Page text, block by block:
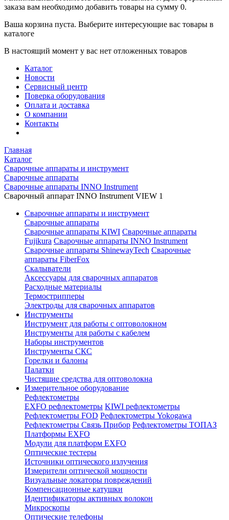
заказа вам необходимо добавить товары на сумму 0.
Ваша корзина пуста. Выберите интересующие вас товары в
каталоге
В настоящий момент у вас нет отложенных товаров
Каталог
Новости
Сервисный центр
Поверка оборудования
Оплата и доставка
О компании
Контакты
Главная
Каталог
Сварочные аппараты и инструмент
Сварочные аппараты
Сварочные аппараты INNO Instrument
Сварочный аппарат INNO Instrument VIEW 1
Сварочные аппараты и инструмент
Сварочные аппараты
Сварочные аппараты KIWI Сварочные аппараты
Fujikura Сварочные аппараты INNO Instrument
Сварочные аппараты ShinewayTech Cварочные
аппараты FiberFox
Скалыватели
Аксессуары для сварочных аппаратов
Расходные материалы
Термострипперы
Электроды для сварочных аппаратов
Инструменты
Инструмент для работы с оптоволокном
Инструменты для работы с кабелем
Наборы инструментов
Инструменты СКС
Горелки и балоны
Палатки
Чистящие средства для оптоволокна
Измерительное оборудование
Рефлектометры
EXFO рефлектометры KIWI рефлектометры
Рефлектометры FOD Рефлектометры Yokogawa
Рефлектометры Связь Прибор Рефлектометры ТОПАЗ
Платформы EXFO
Модули для платформ EXFO
Оптические тестеры
Источники оптического излучения
Измерители оптической мощности
Визуальные локаторы повреждений
Компенсационные катушки
Идентификаторы активных волокон
Микроскопы
Оптические телефоны